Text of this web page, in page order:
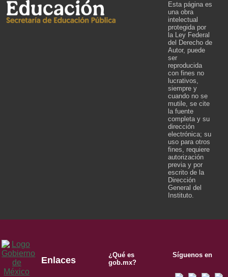
Esta página es
una obra
intelectual
protegida por
la Ley Federal
del Derecho de
Autor, puede
ser
reproducida
con fines no
lucrativos,
siempre y
cuando no se
mutile, se cite
la fuente
completa y su
dirección
electrónica; su
uso para otros
fines, requiere
autorización
previa y por
escrito de la
Dirección
General del
Instituto.
Enlaces
¿Qué es
gob.mx?
Síguenos en